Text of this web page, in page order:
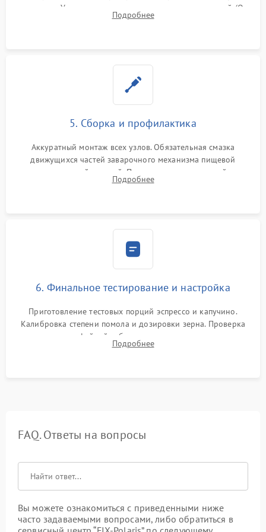
жерновов. Установка новых силиконовых уплотнителей (O-
ring) и тефлоновых трубок для надежного устранения
Подробнее
5. Сборка и профилактика
Аккуратный монтаж всех узлов. Обязательная смазка
движущихся частей заварочного механизма пищевой
силиконовой смазкой. Проведение программной
декальцинации и очистки системы от кофейных масел.
Подробнее
6. Финальное тестирование и настройка
Приготовление тестовых порций эспрессо и капучино.
Калибровка степени помола и дозировки зерна. Проверка
плотности кофейной таблетки, температуры напитка и
качества молочной пены. Контроль отсутствия посторонних
Подробнее
FAQ. Ответы на вопросы
Вы можете ознакомиться с приведенными ниже
часто задаваемыми вопросами, либо обратиться в